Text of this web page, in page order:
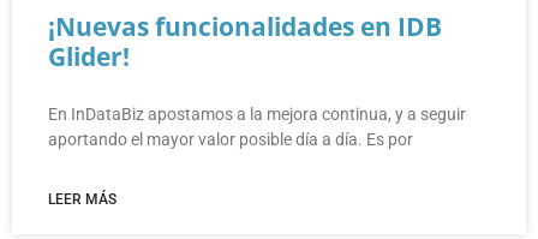
¡Nuevas funcionalidades en IDB
Glider!
En InDataBiz apostamos a la mejora continua, y a seguir
aportando el mayor valor posible día a día. Es por
LEER MÁS